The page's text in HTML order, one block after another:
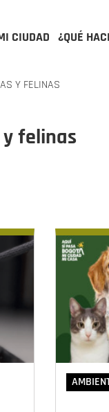
CIUDAD ¿QUÉ
Y FELINAS
y felinas